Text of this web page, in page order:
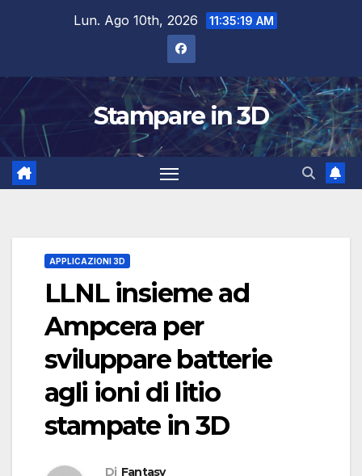
Lun. Ago 10th, 2026 11:35:19 AM
Stampare in 3D
APPLICAZIONI 3D
LLNL insieme ad
Ampcera per
sviluppare batterie
agli ioni di litio
stampate in 3D
Di Fantasy